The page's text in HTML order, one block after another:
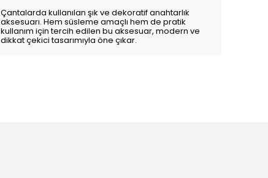
Çantalarda kullanılan şık ve dekoratif anahtarlık
aksesuarı. Hem süsleme amaçlı hem de pratik
kullanım için tercih edilen bu aksesuar, modern ve
dikkat çekici tasarımıyla öne çıkar.